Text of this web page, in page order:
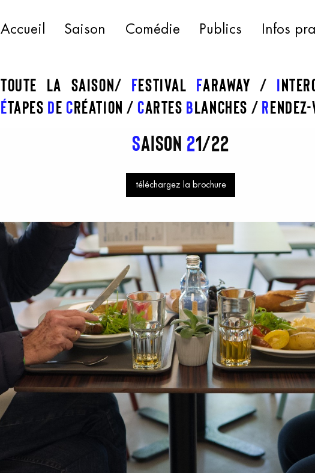
Accueil Saison Comédie Publics Infos
Toute la saison festival faraway I
Étapes decréation Cartes blanches R
Saison 21/22
téléchargez la brochure